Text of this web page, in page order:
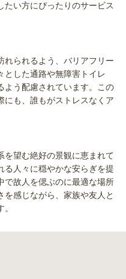
たい方にぴったりのサービス
れられるよう、バリアフリー
とした通路や無障害トイレ
よう配慮されています。この
にも、誰もがストレスなくア
を望む絶好の景観に恵まれて
る人々に穏やかな安らぎを提
で故人を偲ぶのに最適な場所
を感じながら、家族や友人と